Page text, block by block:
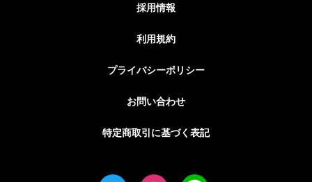
採用情報
利用規約
プライバシーポリシー
お問い合わせ
特定商取引に基づく表記